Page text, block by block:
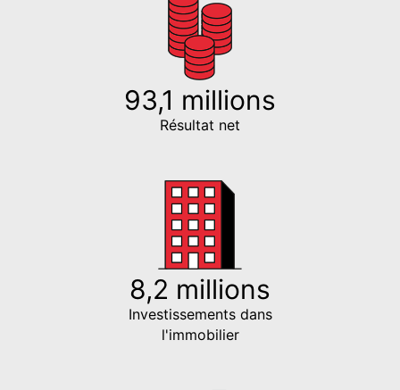
93,1 millions
Résultat net
8,2 millions
Investissements dans
l'immobilier